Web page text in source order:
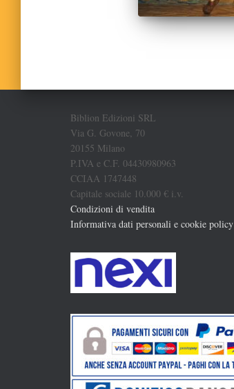
Biblion Edizioni SRL
Via G. Govone, 70
20155 Milano
P.IVA e C.F. 04430980963
CCIAA 1747448
Capitale sociale 10.000 € i.v.
Condizioni di vendita
Informativa dati personali e cookie policy